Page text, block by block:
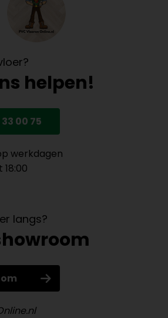
helpen!
33 00 75
werkdagen
langs?